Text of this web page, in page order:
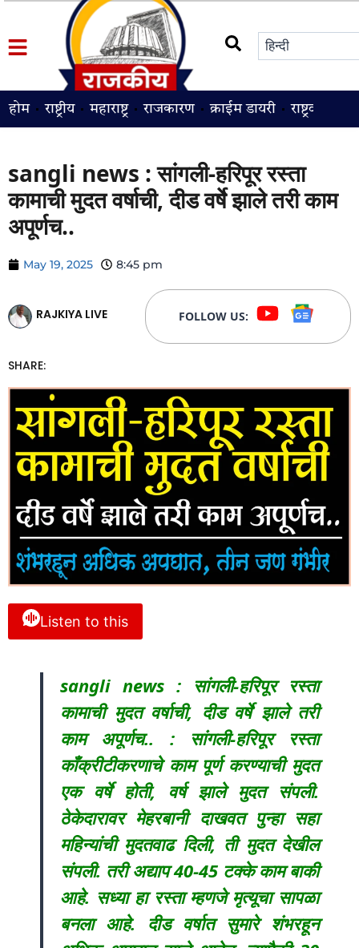
होम राष्ट्रीय महाराष्ट्र राजकारण क्राईम डायरी राष्ट्रवादी
sangli news : सांगली-हरिपूर रस्ता
कामाची मुदत वर्षाची, दीड वर्षे झाले तरी काम
अपूर्णच..
May 19, 2025 8:45 pm
RAJKIYA LIVE FOLLOW US:
SHARE:
Listen to this
sangli news : सांगली-हरिपूर रस्ता
कामाची मुदत वर्षाची, दीड वर्षे झाले तरी
काम अपूर्णच.. : सांगली-हरिपूर रस्ता
काँक्रीटीकरणाचे काम पूर्ण करण्याची मुदत
एक वर्षे होती, वर्ष झाले मुदत संपली.
ठेकेदारावर मेहरबानी दाखवत पुन्हा सहा
महिन्यांची मुदतवाढ दिली, ती मुदत देखील
संपली. तरी अद्याप 40-45 टक्के काम बाकी
आहे. सध्या हा रस्ता म्हणजे मृत्यूचा सापळा
बनला आहे. दीड वर्षात सुमारे शंभरहून